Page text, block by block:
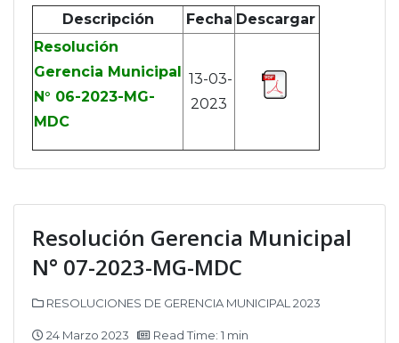
Descripción Fecha Descargar
Resolución
Gerencia Municipal
N° 06-2023-MG-
MDC
13-03-
2023
Resolución Gerencia Municipal
N° 07-2023-MG-MDC
RESOLUCIONES DE GERENCIA MUNICIPAL 2023
24 Marzo 2023 Read Time: 1 min